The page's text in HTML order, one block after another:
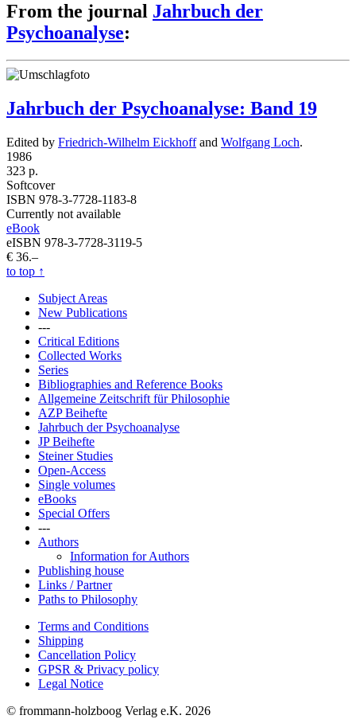
From the journal Jahrbuch der
Psychoanalyse:
Jahrbuch der Psychoanalyse: Band 19
Edited by Friedrich-Wilhelm Eickhoffand Wolfgang Loch.
1986
323 p.
Softcover
ISBN 978-3-7728-1183-8
Currently not available
eBook
eISBN 978-3-7728-3119-5
€ 36.–
to top ↑
Subject Areas
New Publications
---
Critical Editions
Collected Works
Series
Bibliographies and Reference Books
Allgemeine Zeitschrift für Philosophie
AZP Beihefte
Jahrbuch der Psychoanalyse
JP Beihefte
Steiner Studies
Open-Access
Single volumes
eBooks
Special Offers
---
Authors
Information for Authors
Publishing house
Links / Partner
Paths to Philosophy
Terms and Conditions
Shipping
Cancellation Policy
GPSR & Privacy policy
Legal Notice
© frommann-holzboog Verlag e.K. 2026